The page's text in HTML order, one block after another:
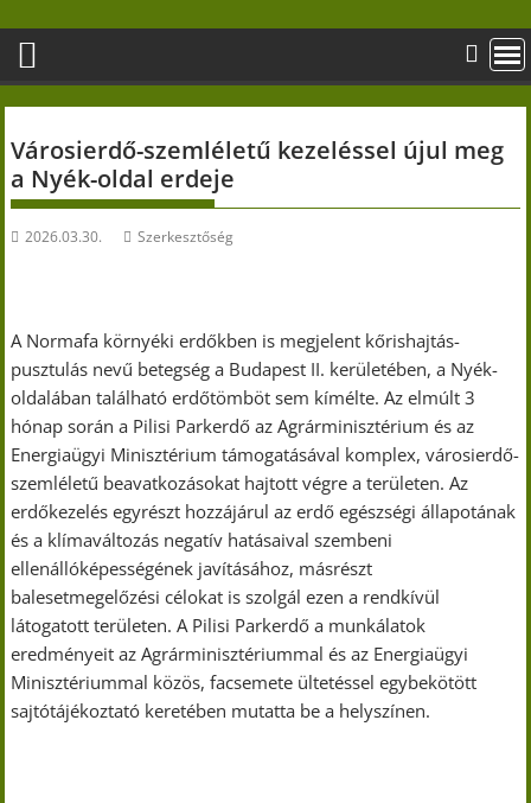
content
Városierdő-szemléletű kezeléssel újul meg
a Nyék-oldal erdeje
2026.03.30. Szerkesztőség
A Normafa környéki erdőkben is megjelent kőrishajtás-
pusztulás nevű betegség a Budapest II. kerületében, a Nyék-
oldalában található erdőtömböt sem kímélte. Az elmúlt 3
hónap során a Pilisi Parkerdő az Agrárminisztérium és az
Energiaügyi Minisztérium támogatásával komplex, városierdő-
szemléletű beavatkozásokat hajtott végre a területen. Az
erdőkezelés egyrészt hozzájárul az erdő egészségi állapotának
és a klímaváltozás negatív hatásaival szembeni
ellenállóképességének javításához, másrészt
balesetmegelőzési célokat is szolgál ezen a rendkívül
látogatott területen. A Pilisi Parkerdő a munkálatok
eredményeit az Agrárminisztériummal és az Energiaügyi
Minisztériummal közös, facsemete ültetéssel egybekötött
sajtótájékoztató keretében mutatta be a helyszínen.